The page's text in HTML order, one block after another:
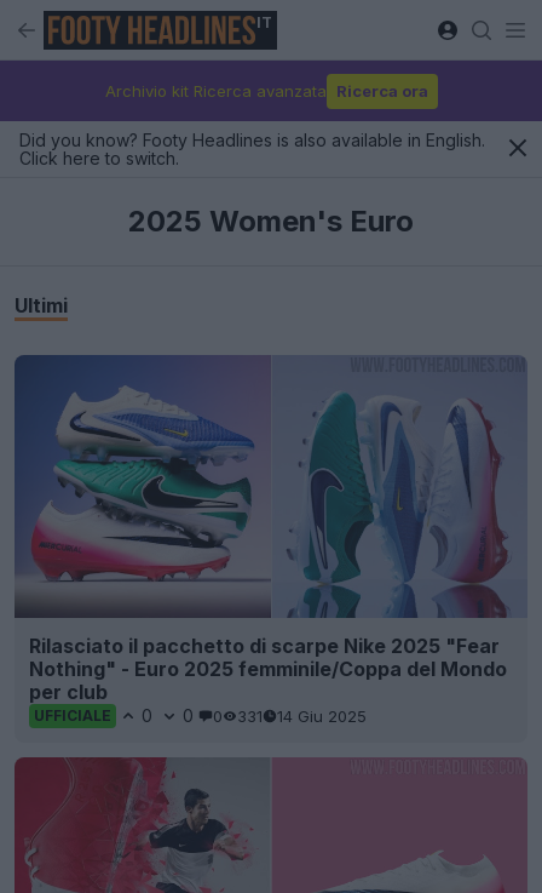
IT
Archivio kit Ricerca avanzata Ricerca ora
Did you know? Footy Headlines is also available in English.
Click here to switch.
2025 Women's Euro
Ultimi
Rilasciato il pacchetto di scarpe Nike 2025 "Fear
Nothing" - Euro 2025 femminile/Coppa del Mondo
per club
UFFICIALE 0 0 0 331 14 Giu 2025